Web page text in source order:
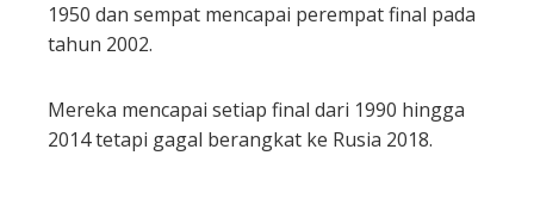
1950 dan sempat mencapai perempat final pada
tahun 2002.
Mereka mencapai setiap final dari 1990 hingga
2014 tetapi gagal berangkat ke Rusia 2018.